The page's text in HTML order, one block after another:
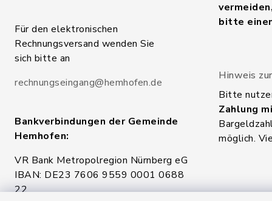
Für den elektronischen
Rechnungsversand wenden Sie
sich bitte an
rechnungseingang@hemhofen.de
Bankverbindungen der Gemeinde
Hemhofen:
VR Bank Metropolregion Nürnberg eG
IBAN: DE23 7606 9559 0001 0688
22
bitte
Hinweis
Bitte
Zahlung
möglich.